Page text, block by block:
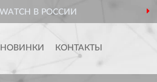
ДОСТАВИМ ПО
НОВИНКИ КОНТАКТЫ